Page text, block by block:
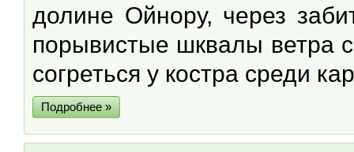
долине Ойнору, через
порывистые шквалы ветра
согреться у костра среди
Подробнее »